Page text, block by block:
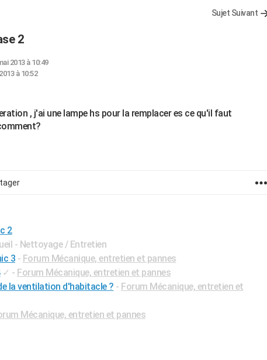
Sujet Suivant
2
2013 à 10:49
à 10:52
, j'ai une lampe hs pour la remplacer es ce qu'il faut
2
- Nettoyage / Entretien
3 - Forum Mécanique, entretien et pannes
✓ - Forum Mécanique, entretien et pannes
la ventilation d'habitacle ? - Forum Mécanique, entretien et
Mécanique, entretien et pannes